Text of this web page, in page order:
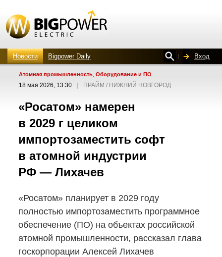
Новости Bigpower Daily Вход
Атомная промышленность Оборудование и ПО
18 мая 2026, 13:30 ПРАЙМ / НИЖНИЙ НОВГОРОД
«Росатом» намерен
в 2029 г целиком
импортозаместить софт
в атомной индустрии
РФ — Лихачев
«Росатом» планирует в 2029 году
полностью импортозаместить программное
обеспечение (ПО) на объектах российской
атомной промышленности, рассказал глава
госкорпорации Алексей Лихачев